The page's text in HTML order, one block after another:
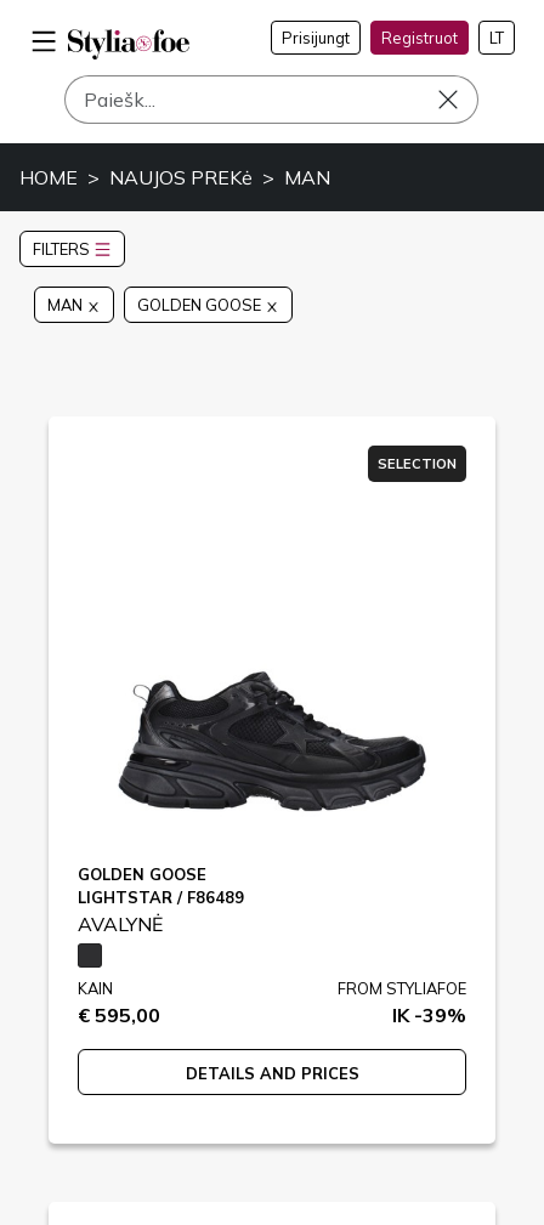
Prisijungt Registruot LT
HOME NAUJOS PREKė MAN
FILTERS
MAN GOLDEN GOOSE
SELECTION
GOLDEN GOOSE
LIGHTSTAR / F86489
AVALYNĖ
KAIN
€ 595,00
FROM STYLIAFOE
IK -39%
DETAILS AND PRICES